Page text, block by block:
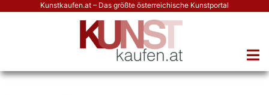
Kunstkaufen.at – Das größte österreichische Kunstportal